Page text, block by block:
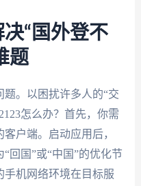
“国外登不
题
。以困扰许多人的“交
怎么办？首先，你需
户端。启动应用后，
回国”或“中国”的优化节
手机网络环境在目标服